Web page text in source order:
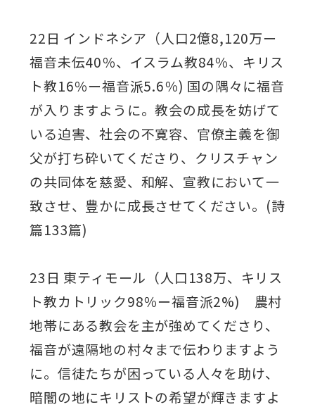
22日 インドネシア（人口2億8,120万ー
福音未伝40％、イスラム教84％、キリス
ト教16％ー福音派5.6％) 国の隅々に福音
が入りますように。教会の成長を妨げて
いる迫害、社会の不寛容、官僚主義を御
父が打ち砕いてくださり、クリスチャン
の共同体を慈愛、和解、宣教において一
致させ、豊かに成長させてください。(詩
篇133篇)
23日 東ティモール（人口138万、キリス
ト教カトリック98％ー福音派2%) 農村
地帯にある教会を主が強めてくださり、
福音が遠隔地の村々まで伝わりますよう
に。信徒たちが困っている人々を助け、
暗闇の地にキリストの希望が輝きますよ